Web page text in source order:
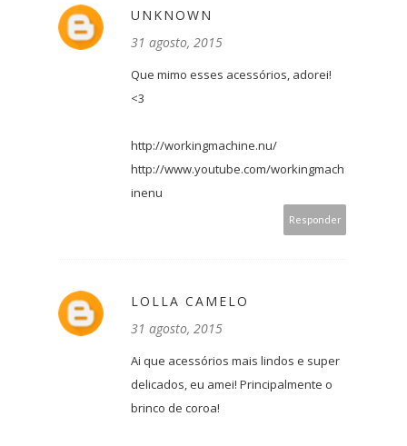
UNKNOWN
31 agosto, 2015
Que mimo esses acessórios, adorei!
<3
http://workingmachine.nu/
http://www.youtube.com/workingmach
inenu
Responder
LOLLA CAMELO
31 agosto, 2015
Ai que acessórios mais lindos e super
delicados, eu amei! Principalmente o
brinco de coroa!